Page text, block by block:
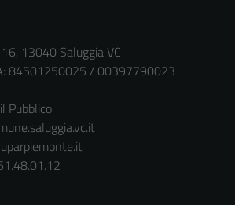
13040 Saluggia VC
84501250025 / 00397790023
Pubblico